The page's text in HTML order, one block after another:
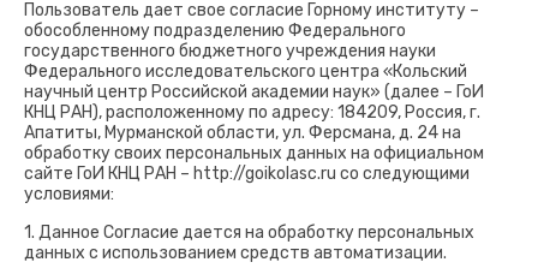
Пользователь дает свое согласие Горному институту –
обособленному подразделению Федерального
государственного бюджетного учреждения науки
Федерального исследовательского центра «Кольский
научный центр Российской академии наук» (далее – ГоИ
КНЦ РАН), расположенному по адресу: 184209, Россия, г.
Апатиты, Мурманской области, ул. Ферсмана, д. 24 на
обработку своих персональных данных на официальном
сайте ГоИ КНЦ РАН – http://goikolasc.ru со следующими
условиями:
1. Данное Согласие дается на обработку персональных
данных с использованием средств автоматизации.